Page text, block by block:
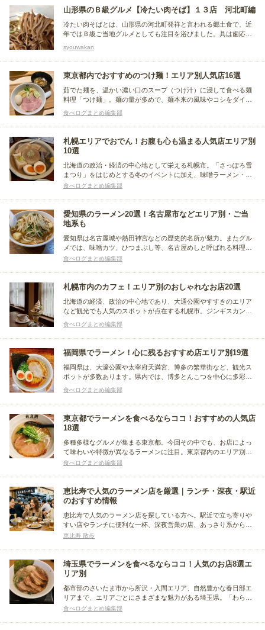
山形県のＢ級グルメ【冷たい肉そば】１３店 河北町編
冷たい肉そばとは、山形県の河北町発祥と言われる郷土食で、近
年ではＢ級ご当地グルメとしても注目を浴びました。具は歯応え
脂が固まらないまま、冷たく美味しく食べられるのが特徴です。
syouwakan
東京都内でおすすめのつけ麺！エリア別人気店16選
茹でた麺を、温かい濃い口のスープ（つけ汁）に浸して食べる麺
料理「つけ麺」。麺の量が多めで、麺本来の風味やコシをダイレ
クトに楽しめるのが魅力です。最後につけ汁をだし汁で割る「ス
ープ割り」という独自の文化もあります。今回は東京都内の各エ
リアから、人気のつけ麺専門店をまとめました。
食べログまとめ編集部
札幌エリアでおでん！お腹も心も温まる人気店エリア別
10選
北海道の政治・経済の中心地として栄える札幌市。「さっぽろ雪
まつり」をはじめとする冬のイベントに加え、味噌ラーメン・ス
ープカレー・ジンギスカンなどのユニークな食文化も人気です。
食べログまとめ編集部
愛知県のラーメン20選！名古屋市などエリア別・ご当
地系も
愛知県は名古屋城や熱田神宮などの歴史的名所が魅力。またグル
メでは、味噌カツ、ひつまぶし等、名古屋めしと呼ばれる料理が
豊富で、観光と共に満喫できます。今回はその愛知県で味わえる
した。
食べログまとめ編集部
札幌市内のカフェ！エリア別のおしゃれなお店20選
北海道の経済、政治の中心地であり、大通公園やすすきのエリア
など観光でも人気のスポットが点在する札幌市。ジンギスカンや
味噌ラーメンなどの地元グルメに加え、一日の終わりにパフェを
食べる「締めパフェ」の文化発祥の街でもあります。そんな札幌
市内で観光の合間に立ち寄って欲しい、おしゃれなカフェをまと
めました。
食べログまとめ編集部
福岡県でラーメン！心に残るおすすめ店エリア別19選
福岡県は、大濠公園や太宰府天満宮、博多の繁華街など、観光ス
ポットが多数あります。県内では、博多とんこつを中心に多彩な
ラーメン文化が根づき、エリアごとに個性の異なる一杯が味わえ
ます。この記事では福岡でラーメンを楽しみたい人に向けて、エ
リア別におすすめ店をまとめました。
食べログまとめ編集部
東京都でラーメンを食べるならココ！おすすめの人気店
18選
多種多様なグルメが集まる東京都。今回その中でも、お店によっ
て味わいや特徴が異なるラーメンに注目。東京都内のエリア別
に、おすすめ店をまとめました。醤油・豚骨・味噌などバラエテ
食べログまとめ編集部
恵比寿で人気のラーメン店を厳選｜ランチ・深夜・駅近
のおすすめ情報
恵比寿で人気のラーメン店を探している方へ。駅近で立ち寄りや
すい店やランチに便利な一杯、深夜営業の店、あっさり系から濃
厚系まで幅広く紹介します。ひとりごはんや仕事帰り、休日の食
恵比寿 散歩
埼玉県でラーメンを食べるならココ！人気のお店8選エ
リア別
都市部のさいたま市から所沢・入間エリア、自然豊かな春日部エ
リアまで、エリアごとにさまざまな魅力がある埼玉県。「わらじ
カツ」や「大宮ナポリタン」、「武蔵野うどん」など、ご当地グ
食べログまとめ編集部